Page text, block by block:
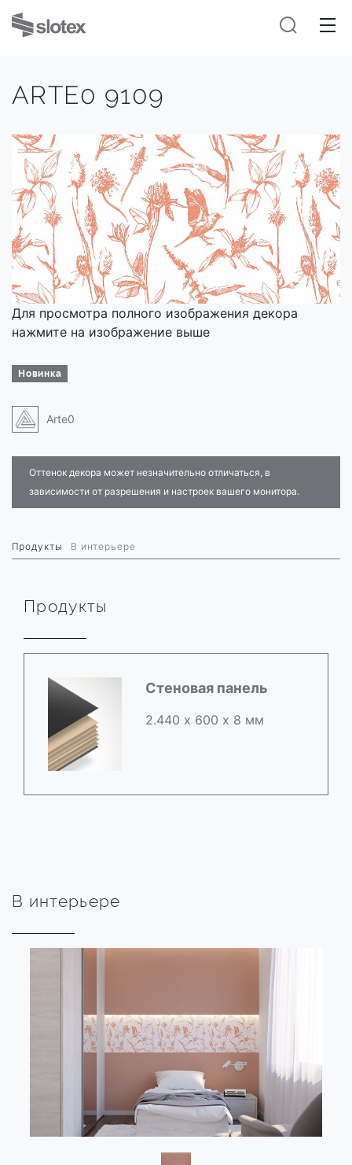
ARTE0 9109
Для просмотра полного изображения декора
нажмите на изображение выше
Новинка
Arte0
Оттенок декора может незначительно отличаться, в
зависимости от разрешения и настроек вашего монитора.
Продукты В интерьере
Продукты
Стеновая панель
2.440 х 600 х 8 мм
В интерьере